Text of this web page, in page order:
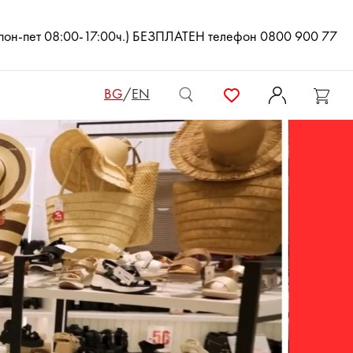
пет 08:00-17:00ч.) БЕЗПЛАТЕН телефон 0800 900 77
ЧАНТИ
РАНИЦИ
ЧАНТИ
ЧАНТИ
ПОРТМОНЕТА
ПОРТМОНЕТА
BG/EN